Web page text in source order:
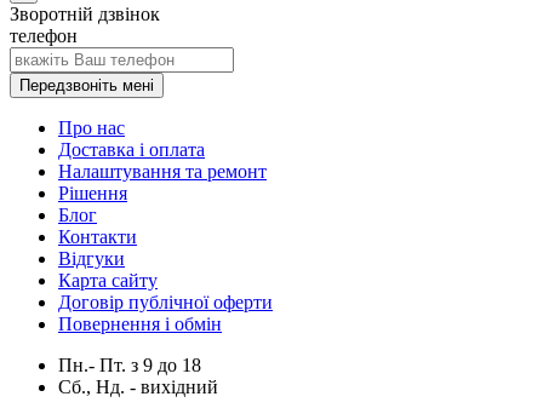
Зворотній дзвінок
телефон
Передзвоніть мені
Про нас
Доставка і оплата
Налаштування та ремонт
Рішення
Блог
Контакти
Відгуки
Карта сайту
Договір публічної оферти
Повернення і обмін
Пн.- Пт. з 9 до 18
Сб., Нд. - вихідний